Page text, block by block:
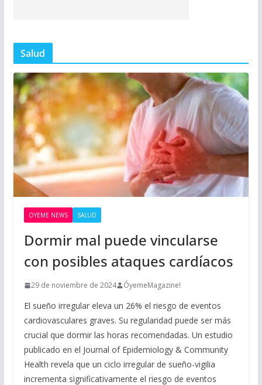
Salud
OYEME NEWS SALUD
Dormir mal puede vincularse
con posibles ataques cardíacos
29 de noviembre de 2024 ÓyemeMagazine!
El sueño irregular eleva un 26% el riesgo de eventos
cardiovasculares graves. Su regularidad puede ser más
crucial que dormir las horas recomendadas. Un estudio
publicado en el Journal of Epidemiology & Community
Health revela que un ciclo irregular de sueño-vigilia
incrementa significativamente el riesgo de eventos